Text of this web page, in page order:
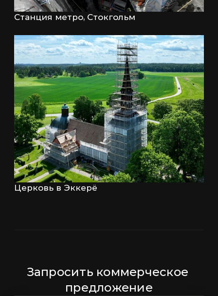
Станция метро, Стокгольм
Церковь в Эккерё
Запросить коммерческое
предложение